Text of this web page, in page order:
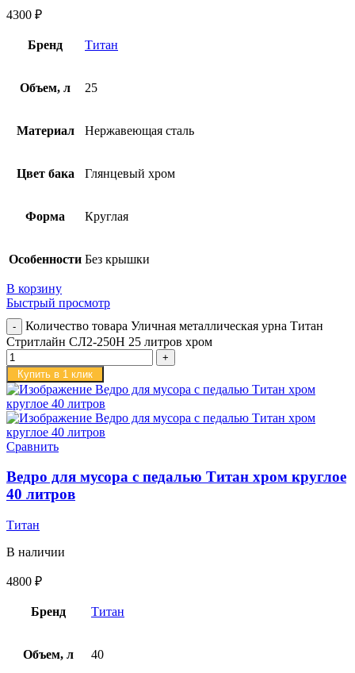
4300 ₽
Бренд Титан
Объем, л 25
Материал Нержавеющая сталь
Цвет бака Глянцевый хром
Форма Круглая
Особенности Без крышки
В корзину
Быстрый просмотр
Количество товара Уличная металлическая урна Титан
Стритлайн СЛ2-250Н 25 литров хром
Купить в 1 клик
Сравнить
Ведро для мусора с педалью Титан хром круглое
40 литров
Титан
В наличии
4800 ₽
Бренд Титан
Объем, л 40